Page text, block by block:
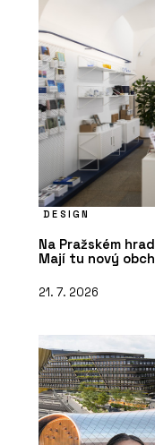
DESIGN
Na Pražském
Mají tu nový
21. 7. 2026